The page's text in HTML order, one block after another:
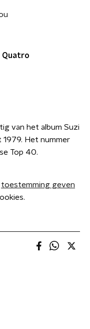
Quatro
van het album Suzi
Het nummer
Top 40.
toestemming geven